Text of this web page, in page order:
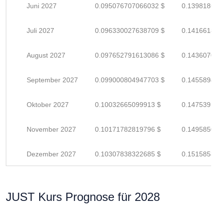
Juni 2027 0.095076707066032 $
Juli 2027 0.096330027638709 $
August 2027 0.097652791613086 $
September 2027 0.099000804947703 $
Oktober 2027 0.10032665099913 $
November 2027 0.10171782819796 $
Dezember 2027 0.10307838322685 $
JUST Kurs Prognose für 2028